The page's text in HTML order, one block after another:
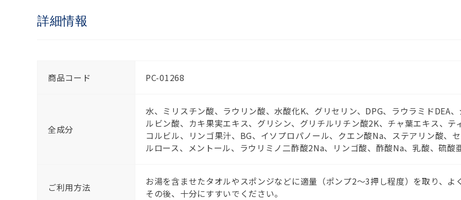
詳細情報
商品コード PC-01268
全成分
水、ミリスチン酸、ラウリン酸、水酸化K、グリセリン、DPG、ラウラミドDEA
ルビン酸、カキ果実エキス、グリシン、グリチルリチン酸2K、チャ葉エキス、
コルビル、リンゴ果汁、BG、イソプロパノール、クエン酸Na、ステアリン酸、
ルロース、メントール、ラウリミノ二酢酸2Na、リンゴ酸、酢酸Na、乳酸、硫酸
ご利用方法
お湯を含ませたタオルやスポンジなどに適量（ポンプ2～3押し程度）を取り、よ
その後、十分にすすいでください。